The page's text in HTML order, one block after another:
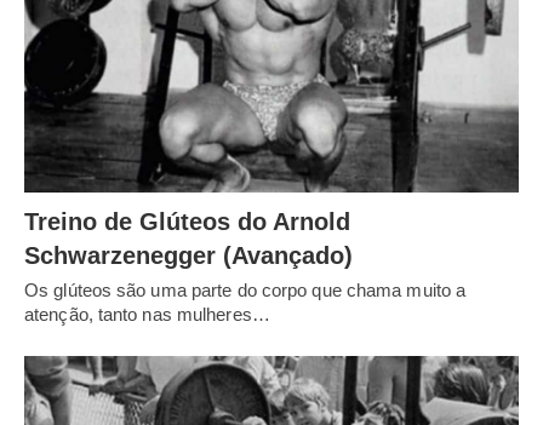
Treino de Glúteos do Arnold
Schwarzenegger (Avançado)
Os glúteos são uma parte do corpo que chama muito a
atenção, tanto nas mulheres…